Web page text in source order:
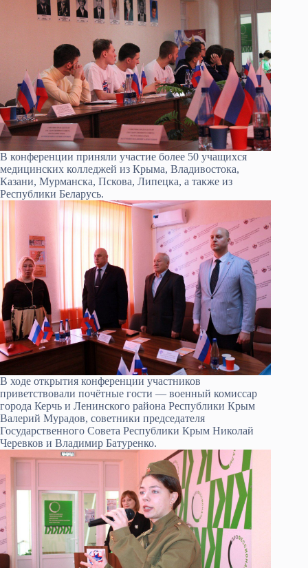
В конференции приняли участие более 50 учащихся
медицинских колледжей из Крыма, Владивостока,
Казани, Мурманска, Пскова, Липецка, а также из
Республики Беларусь.
В ходе открытия конференции участников
приветствовали почётные гости — военный комиссар
города Керчь и Ленинского района Республики Крым
Валерий Мурадов, советники председателя
Государственного Совета Республики Крым Николай
Черевков и Владимир Батуренко.